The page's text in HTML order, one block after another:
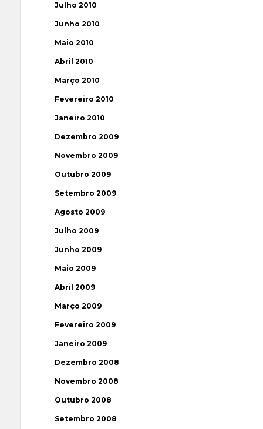
Julho 2010
Junho 2010
Maio 2010
Abril 2010
Março 2010
Fevereiro 2010
Janeiro 2010
Dezembro 2009
Novembro 2009
Outubro 2009
Setembro 2009
Agosto 2009
Julho 2009
Junho 2009
Maio 2009
Abril 2009
Março 2009
Fevereiro 2009
Janeiro 2009
Dezembro 2008
Novembro 2008
Outubro 2008
Setembro 2008